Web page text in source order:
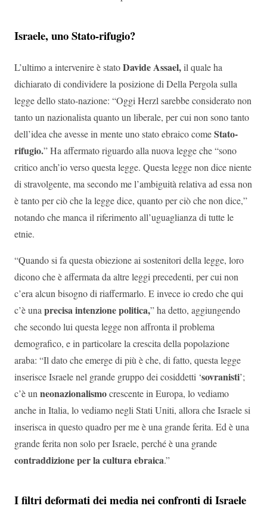
Israele, uno Stato-rifugio?
L’ultimo a intervenire è statoDavide Assael,il quale ha
dichiarato di condividere la posizione di Della Pergola sulla
legge dello stato-nazione: “Oggi Herzl sarebbe considerato non
tanto un nazionalista quanto un liberale, per cui non sono tanto
dell’idea che avesse in mente uno stato ebraico comeStato-
rifugio.” Ha affermato riguardo alla nuova legge che “sono
critico anch’io verso questa legge. Questa legge non dice niente
di stravolgente, ma secondo me l’ambiguità relativa ad essa non
è tanto per ciò che la legge dice, quanto per ciò che non dice,”
notando che manca il riferimento all’uguaglianza di tutte le
etnie.
“Quando si fa questa obiezione ai sostenitori della legge, loro
dicono che è affermata da altre leggi precedenti, per cui non
c’era alcun bisogno di riaffermarlo. E invece io credo che qui
c’è unaprecisa intenzione politica,” ha detto, aggiungendo
che secondo lui questa legge non affronta il problema
demografico, e in particolare la crescita della popolazione
araba: “Il dato che emerge di più è che, di fatto, questa legge
inserisce Israele nel grande gruppo dei cosiddetti ‘sovranisti’;
c’è unneonazionalismocrescente in Europa, lo vediamo
anche in Italia, lo vediamo negli Stati Uniti, allora che Israele si
inserisca in questo quadro per me è una grande ferita. Ed è una
grande ferita non solo per Israele, perché è una grande
contraddizione per la cultura ebraica.”
I filtri deformati dei media nei confronti di Israele